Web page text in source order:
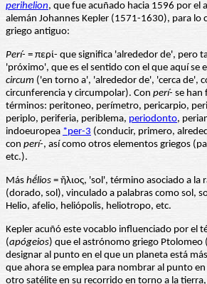
perihelion, que fue acuñado hacia 1596 por el
alemán Johannes Kepler (1571-1630), para lo
griego antiguo:
Perí- = περί- que significa 'alrededor de', pero
'próximo', que es el sentido con el que aquí se
circum ('en torno a', 'alrededor de', 'cerca de',
circunferencia y circumpolar). Con perí- se han
términos: peritoneo, perímetro, pericarpio,
periplo, periferia, periblema, periodonto,
indoeuropea *per-3 (conducir, primero,
con perí-, así como otros elementos griegos
etc.).
Más hḗlios = ἥλιος, 'sol', término asociado a la
(dorado, sol), vinculado a palabras como sol,
Helio, afelio, heliópolis, heliotropo, etc.
Kepler acuñó este vocablo influenciado por el
(apógeios) que el astrónomo griego Ptolomeo
designar al punto en el que un planeta está
que ahora se emplea para nombrar al punto
otro satélite en su recorrido en torno a la